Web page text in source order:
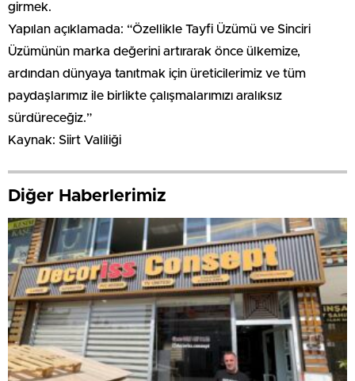
girmek.
Yapılan açıklamada: “Özellikle Tayfi Üzümü ve Sinciri
Üzümünün marka değerini artırarak önce ülkemize,
ardından dünyaya tanıtmak için üreticilerimiz ve tüm
paydaşlarımız ile birlikte çalışmalarımızı aralıksız
sürdüreceğiz.”
Kaynak: Siirt Valiliği
Diğer Haberlerimiz